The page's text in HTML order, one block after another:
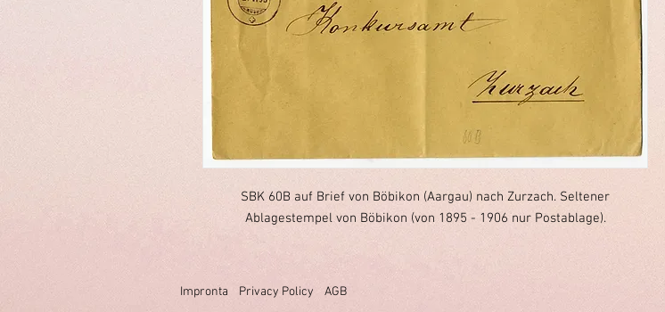
SBK 60B auf Brief von Böbikon (Aargau) nach Zurzach. Seltener
Ablagestempel von Böbikon (von 1895 - 1906 nur Postablage).
Impronta Privacy Policy AGB